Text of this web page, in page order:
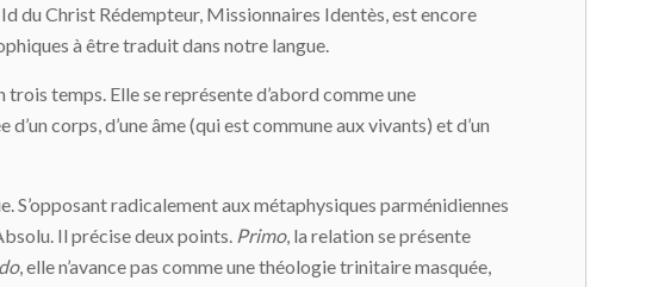
du Christ Rédempteur, Missionnaires Identès, est encore
à être traduit dans notre langue.
trois temps. Elle se représente d’abord comme une
corps, d’une âme (qui est commune aux vivants) et d’un
S’opposant radicalement aux métaphysiques parménidiennes
Il précise deux points. Primo, la relation se présente
, elle n’avance pas comme une théologie trinitaire masquée,